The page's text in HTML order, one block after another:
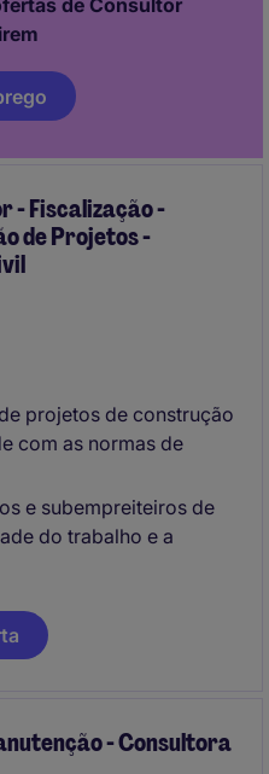
de Consultor
- Fiscalização -
de Projetos -
projetos de construção
com as normas de
e subempreiteiros de
do trabalho e a
- Consultora